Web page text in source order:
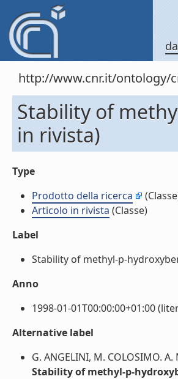
http://www.cnr.it/ontology/
Stability of
in rivista)
Type
Prodotto della ricerca
Articolo in rivista (Classe)
Label
Stability of methyl-p-
Anno
1998-01-01T00:00:00+01:00
Alternative label
G. ANGELINI, M. COLOSIMO. A.
Stability of methyl-p-